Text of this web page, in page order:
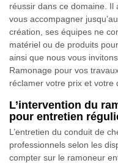
réussir dans ce domaine.
vous accompagner
création, ses équipes ne
matériel ou de produits
ainsi que nous vous
Ramonage pour vos
réclamer votre prix et votre
L’intervention du
pour entretien
L’entretien du conduit de
professionnels selon les
compter sur le ramoneur